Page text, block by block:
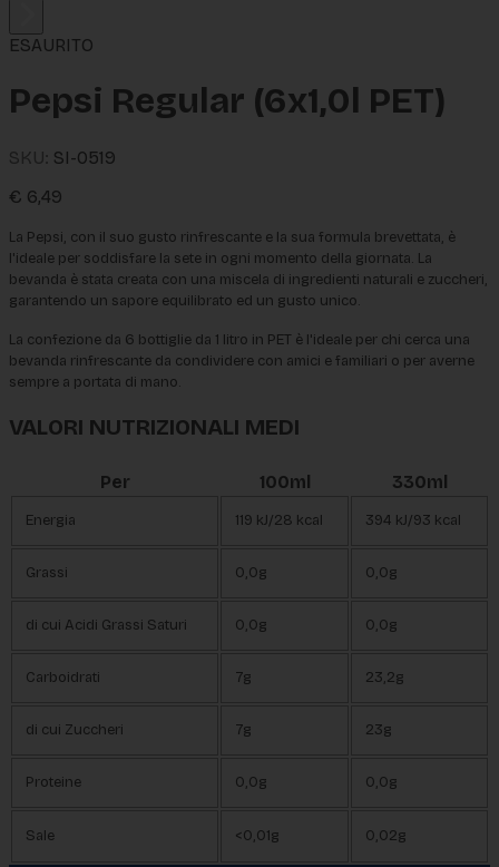
ESAURITO
Pepsi Regular (6x1,0l PET)
SKU: SI-0519
€ 6,49
La Pepsi, con il suo gusto rinfrescante e la sua formula brevettata, è
l'ideale per soddisfare la sete in ogni momento della giornata. La
bevanda è stata creata con una miscela di ingredienti naturali e zuccheri,
garantendo un sapore equilibrato ed un gusto unico.
La confezione da 6 bottiglie da 1 litro in PET è l'ideale per chi cerca una
bevanda rinfrescante da condividere con amici e familiari o per averne
sempre a portata di mano.
VALORI NUTRIZIONALI MEDI
Per 100ml 330ml
Energia 119 kJ/28 kcal 394 kJ/93 kcal
Grassi 0,0g 0,0g
di cui Acidi Grassi Saturi 0,0g 0,0g
Carboidrati 7g 23,2g
di cui Zuccheri 7g 23g
Proteine 0,0g 0,0g
Sale <0,01g 0,02g